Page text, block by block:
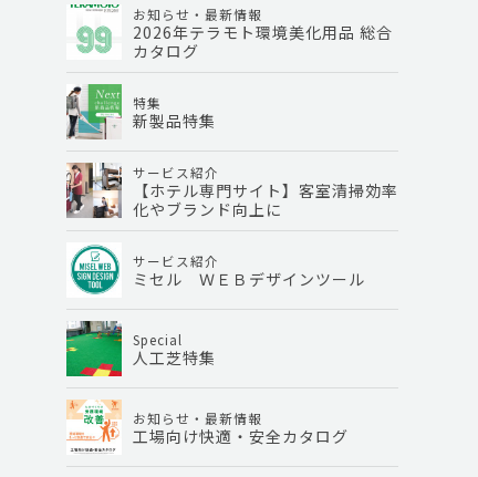
お知らせ・最新情報
2026年テラモト環境美化用品 総合
カタログ
特集
新製品特集
サービス紹介
【ホテル専門サイト】客室清掃効率
化やブランド向上に
サービス紹介
ミセル ＷＥＢデザインツール
Special
人工芝特集
お知らせ・最新情報
工場向け快適・安全カタログ